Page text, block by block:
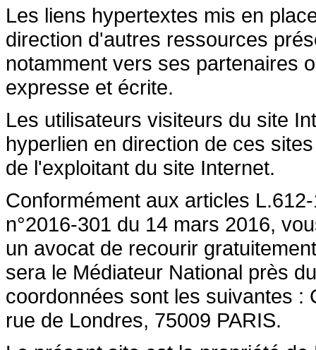
Les liens hypertextes mis en
direction d'autres ressources
notamment vers ses partenaires
expresse et écrite.
Les utilisateurs visiteurs du site
hyperlien en direction de ces
de l'exploitant du site Internet.
Conformément aux articles
n°2016-301 du 14 mars 2016,
un avocat de recourir
sera le Médiateur National près
coordonnées sont les suivantes :
rue de Londres, 75009 PARIS.